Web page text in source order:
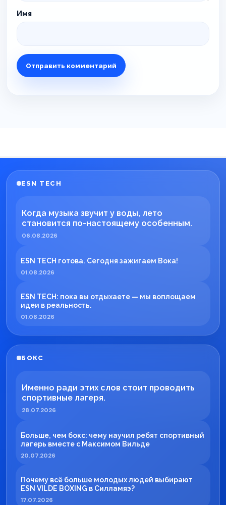
Имя
ESN TECH
Когда музыка звучит у воды, лето
становится по-настоящему особенным.
06.08.2026
ESN TECH готова. Сегодня зажигаем Вока!
01.08.2026
ESN TECH: пока вы отдыхаете — мы воплощаем
идеи в реальность.
01.08.2026
БОКС
Именно ради этих слов стоит проводить
спортивные лагеря.
28.07.2026
Больше, чем бокс: чему научил ребят спортивный
лагерь вместе с Максимом Вильде
20.07.2026
Почему всё больше молодых людей выбирают
ESN VILDE BOXING в Силламяэ?
17.07.2026